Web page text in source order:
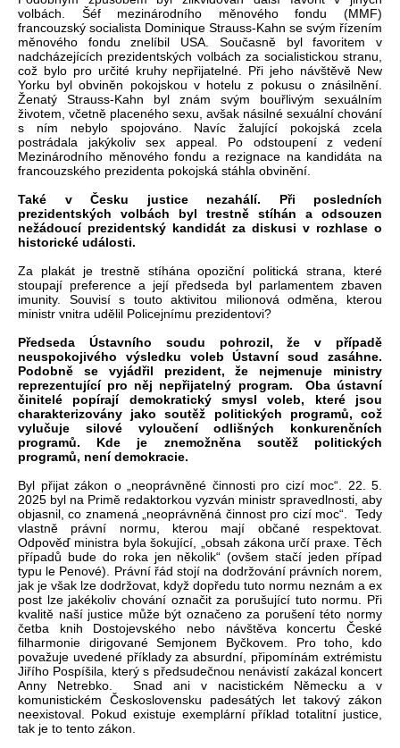
volbách. Šéf mezinárodního měnového fondu (MMF)
francouzský socialista Dominique Strauss-Kahn se svým řízením
měnového fondu znelíbil USA. Současně byl favoritem v
nadcházejících prezidentských volbách za socialistickou stranu,
což bylo pro určité kruhy nepřijatelné. Při jeho návštěvě New
Yorku byl obviněn pokojskou v hotelu z pokusu o znásilnění.
Ženatý Strauss-Kahn byl znám svým bouřlivým sexuálním
životem, včetně placeného sexu, avšak násilné sexuální chování
s ním nebylo spojováno. Navíc žalující pokojská zcela
postrádala jakýkoliv sex appeal. Po odstoupení z vedení
Mezinárodního měnového fondu a rezignace na kandidáta na
francouzského prezidenta pokojská stáhla obvinění.
Také v Česku justice nezahálí. Při posledních
prezidentských volbách byl trestně stíhán a odsouzen
nežádoucí prezidentský kandidát za diskusi v rozhlase o
historické události.
Za plakát je trestně stíhána opoziční politická strana, které
stoupají preference a její předseda byl parlamentem zbaven
imunity. Souvisí s touto aktivitou milionová odměna, kterou
ministr vnitra udělil Policejnímu prezidentovi?
Předseda Ústavního soudu pohrozil, že v případě
neuspokojivého výsledku voleb Ústavní soud zasáhne.
Podobně se vyjádřil prezident, že nejmenuje ministry
reprezentující pro něj nepřijatelný program. Oba ústavní
činitelé popírají demokratický smysl voleb, které jsou
charakterizovány jako soutěž politických programů, což
vylučuje silové vyloučení odlišných konkurenčních
programů. Kde je znemožněna soutěž politických
programů, není demokracie.
Byl přijat zákon o „neoprávněné činnosti pro cizí moc“. 22. 5.
2025 byl na Primě redaktorkou vyzván ministr spravedlnosti, aby
objasnil, co znamená „neoprávněná činnost pro cizí moc“. Tedy
vlastně právní normu, kterou mají občané respektovat.
Odpověď ministra byla šokující, „obsah zákona určí praxe. Těch
případů bude do roka jen několik“ (ovšem stačí jeden případ
typu le Penové). Právní řád stojí na dodržování právních norem,
jak je však lze dodržovat, když dopředu tuto normu neznám a ex
post lze jakékoliv chování označit za porušující tuto normu. Při
kvalitě naší justice může být označeno za porušení této normy
četba knih Dostojevského nebo návštěva koncertu České
filharmonie dirigované Semjonem Byčkovem. Pro toho, kdo
považuje uvedené příklady za absurdní, připomínám extrémistu
Jiřího Pospíšila, který s předsudečnou nenávistí zakázal koncert
Anny Netrebko. Snad ani v nacistickém Německu a v
komunistickém Československu padesátých let takový zákon
neexistoval. Pokud existuje exemplární příklad totalitní justice,
tak je to tento zákon.